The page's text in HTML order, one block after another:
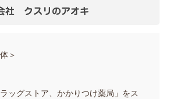
社 クスリのアオキ
＞
ッグストア、かかりつけ薬局」をス